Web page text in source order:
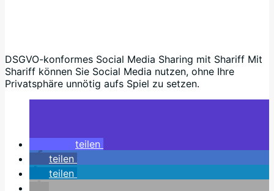
DSGVO-konformes Social Media Sharing mit Shariff Mit
Shariff können Sie Social Media nutzen, ohne Ihre
Privatsphäre unnötig aufs Spiel zu setzen.
teilen
teilen
teilen